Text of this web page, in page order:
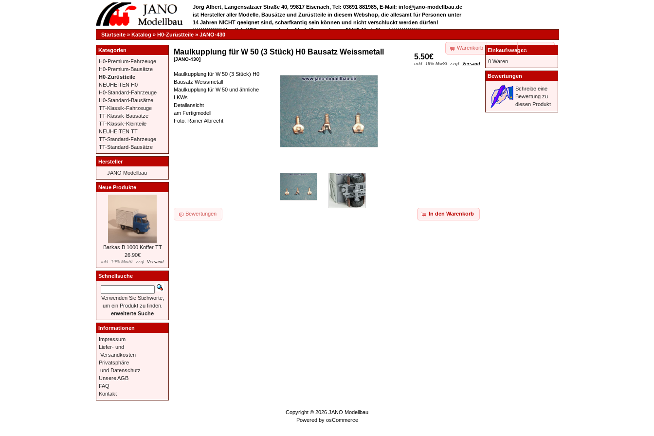
Jörg Albert, Langensalzaer Straße 40, 99817 Eisenach, Tel: 03691 881985, E-Mail: info@jano-modellbau.de
ist Hersteller aller Modelle, Bausätze und Zurüstteile in diesem Webshop, die allesamt für Personen unter
14 Jahren NICHT geeignet sind, scharfkantig sein können und nicht verschluckt werden dürfen!
*************** Herzlich Willkommen in der Modellbauwelt von JANO Modellbau! ***************
Warenkorb Kasse
Startseite » Katalog » H0-Zurüstteile » JANO-430
5.50€
inkl. 19% MwSt. zzgl. Versand
Maulkupplung für W 50 (3 Stück) H0 Bausatz Weissmetall
[JANO-430]
Maulkupplung für W 50 (3 Stück) H0
Bausatz Weissmetall
Maulkupplung für W 50 und ähnliche
LKWs
Detailansicht
am Fertigmodell
Foto: Rainer Albrecht
In den Warenkorb
Bewertungen
Kategorien
H0-Premium-Fahrzeuge
H0-Premium-Bausätze
H0-Zurüstteile
NEUHEITEN H0
H0-Standard-Fahrzeuge
H0-Standard-Bausätze
TT-Klassik-Fahrzeuge
TT-Klassik-Bausätze
TT-Klassik-Kleinteile
NEUHEITEN TT
TT-Standard-Fahrzeuge
TT-Standard-Bausätze
Hersteller
JANO Modellbau
Neue Produkte
Barkas B 1000 Koffer TT
26.90€
inkl. 19% MwSt. zzgl. Versand
Schnellsuche
Verwenden Sie Stichworte,
um ein Produkt zu finden.
erweiterte Suche
Informationen
Impressum
Liefer- und
Versandkosten
Privatsphäre
und Datenschutz
Unsere AGB
FAQ
Kontakt
Einkaufswagen
0 Waren
Bewertungen
Schreibe eine
Bewertung zu
diesen Produkt
Copyright © 2026 JANO Modellbau
Powered by osCommerce